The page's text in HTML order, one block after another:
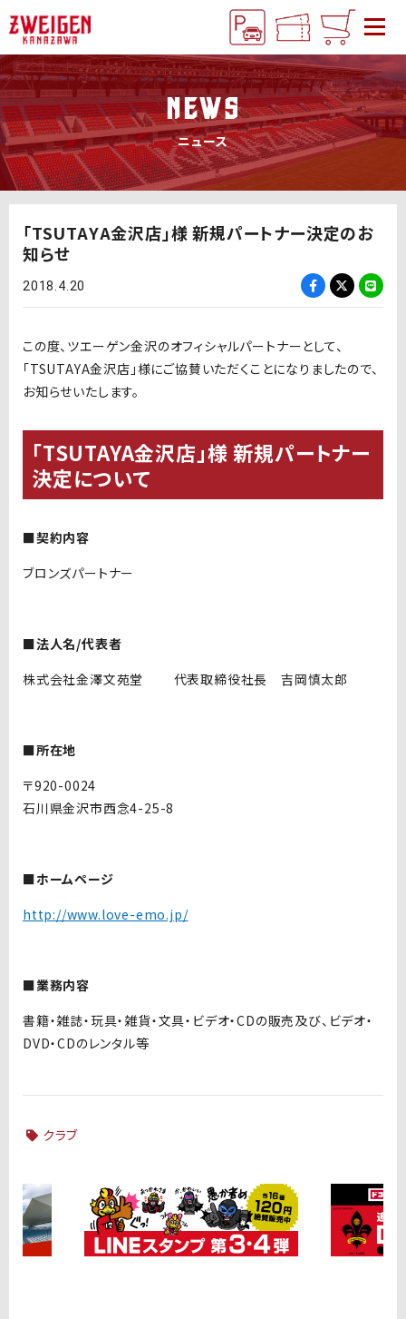
NEWS
ニュース
「TSUTAYA金沢店」様 新規パートナー決定のお
知らせ
2018.4.20
この度、ツエーゲン金沢のオフィシャルパートナーとして、
「TSUTAYA金沢店」様にご協賛いただくことになりましたので、
お知らせいたします。
「TSUTAYA金沢店」様 新規パートナー
決定について
■契約内容
ブロンズパートナー
■法人名/代表者
株式会社金澤文苑堂 代表取締役社長 吉岡慎太郎
■所在地
〒920-0024
石川県金沢市西念4-25-8
■ホームページ
http://www.love-emo.jp/
■業務内容
書籍・雑誌・玩具・雑貨・文具・ビデオ・CDの販売及び、ビデオ・
DVD・CDのレンタル等
クラブ